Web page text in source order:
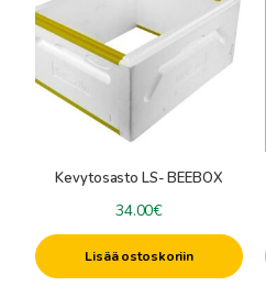
Kevytosasto LS- BEEBOX
34.00€
Lisää ostoskoriin